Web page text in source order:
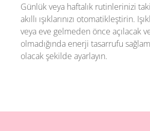
Günlük veya haftalık rutinlerinizi
akıllı ışıklarınızı otomatikleştirin.
veya eve gelmeden önce açılacak
olmadığında enerji tasarrufu
olacak şekilde ayarlayın.